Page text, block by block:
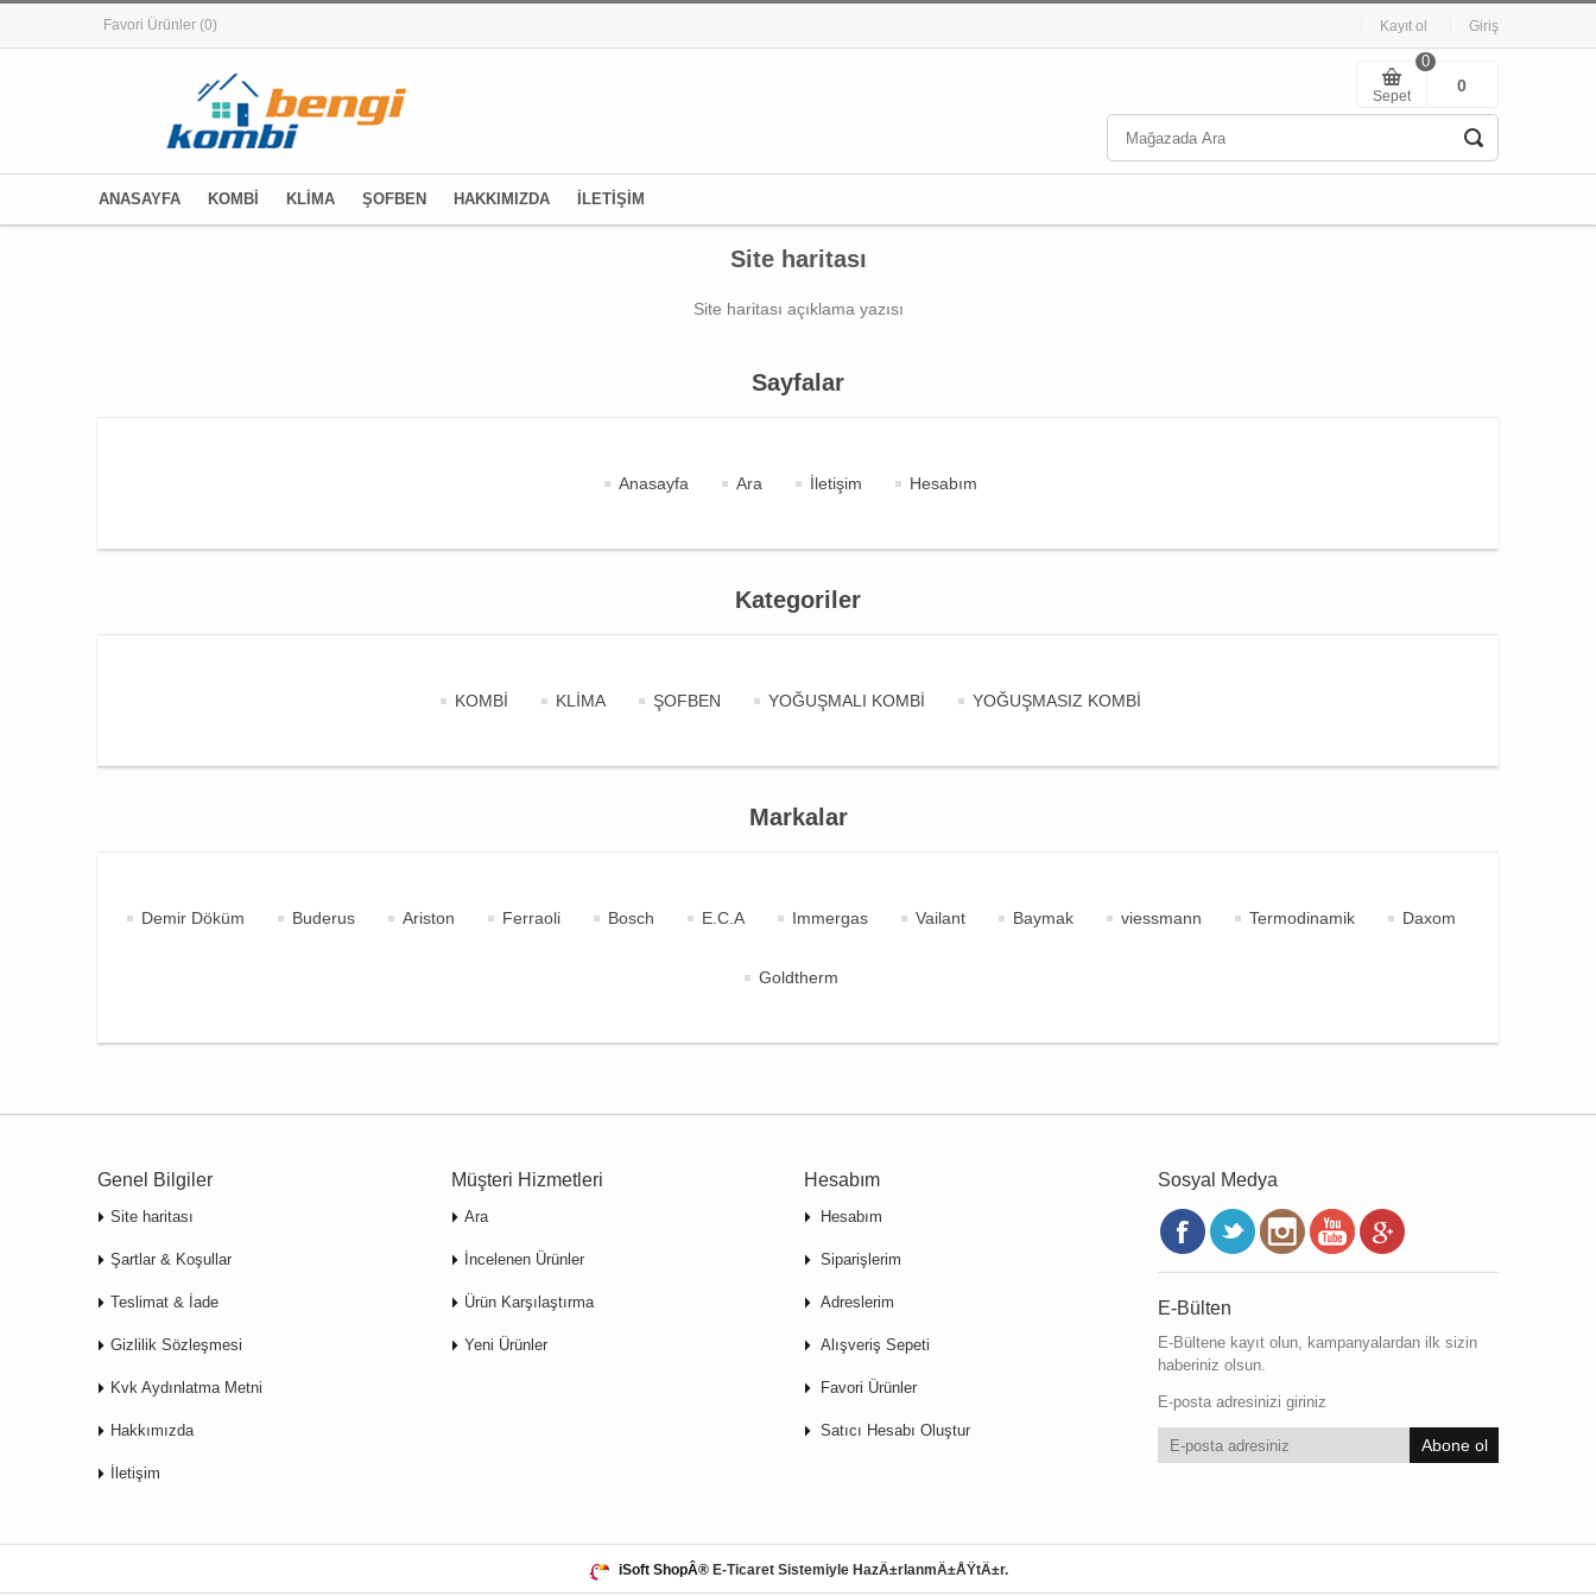
Favori Ürünler (0) Kayıt ol Giriş
Sepet
0
0
ANASAYFA KOMBİ KLİMA ŞOFBEN HAKKIMIZDA İLETİŞİM
Site haritası
Site haritası açıklama yazısı
Sayfalar
Anasayfa Ara İletişim Hesabım
Kategoriler
KOMBİ KLİMA ŞOFBEN YOĞUŞMALI KOMBİ YOĞUŞMASIZ KOMBİ
Markalar
Demir Döküm Buderus Ariston Ferraoli Bosch E.C.A Immergas Vailant Baymak viessmann Termodinamik Daxom
Goldtherm
Genel Bilgiler
Site haritası
Şartlar & Koşullar
Teslimat & İade
Gizlilik Sözleşmesi
Kvk Aydınlatma Metni
Hakkımızda
İletişim
Müşteri Hizmetleri
Ara
İncelenen Ürünler
Ürün Karşılaştırma
Yeni Ürünler
Hesabım
Hesabım
Siparişlerim
Adreslerim
Alışveriş Sepeti
Favori Ürünler
Satıcı Hesabı Oluştur
Sosyal Medya
E-Bülten
E-Bültene kayıt olun, kampanyalardan ilk sizin
haberiniz olsun.
E-posta adresinizi giriniz
Abone ol
iSoft ShopÂ® E-Ticaret Sistemiyle HazÄ±rlanmÄ±ÅŸtÄ±r.